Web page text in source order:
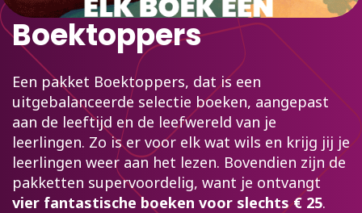
Boektoppers
Een pakket Boektoppers, dat is een
uitgebalanceerde selectie boeken, aangepast
aan de leeftijd en de leefwereld van je
leerlingen. Zo is er voor elk wat wils en krijg jij je
leerlingen weer aan het lezen. Bovendien zijn de
pakketten supervoordelig, want je ontvangt
vier fantastische boeken voor slechts € 25.